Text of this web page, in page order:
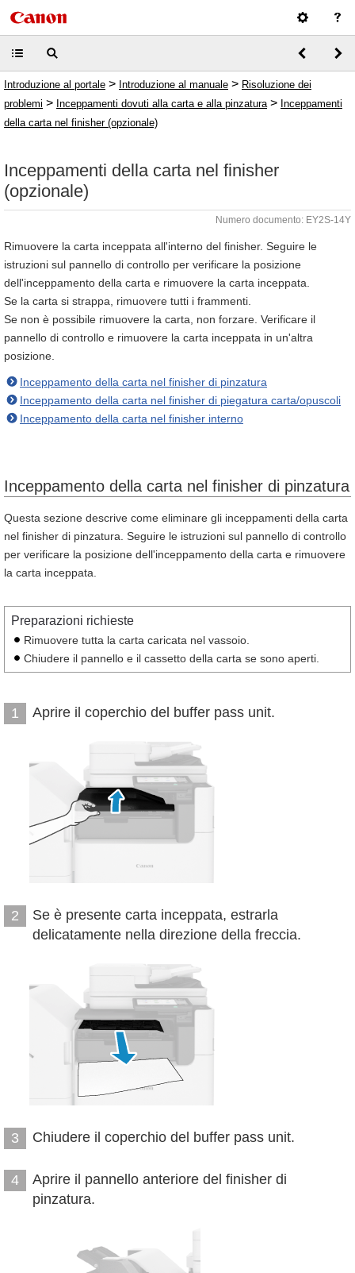
Introduzione al portale > Introduzione al manuale > Risoluzione dei
problemi > Inceppamenti dovuti alla carta e alla pinzatura > Inceppamenti
della carta nel finisher (opzionale)
Inceppamenti della carta nel finisher
(opzionale)
Numero documento: EY2S-14Y
Rimuovere la carta inceppata all'interno del finisher. Seguire le
istruzioni sul pannello di controllo per verificare la posizione
dell'inceppamento della carta e rimuovere la carta inceppata.
Se la carta si strappa, rimuovere tutti i frammenti.
Se non è possibile rimuovere la carta, non forzare. Verificare il
pannello di controllo e rimuovere la carta inceppata in un'altra
posizione.
Inceppamento della carta nel finisher di pinzatura
Inceppamento della carta nel finisher di piegatura carta/opuscoli
Inceppamento della carta nel finisher interno
Inceppamento della carta nel finisher di pinzatura
Questa sezione descrive come eliminare gli inceppamenti della carta
nel finisher di pinzatura. Seguire le istruzioni sul pannello di controllo
per verificare la posizione dell'inceppamento della carta e rimuovere
la carta inceppata.
Preparazioni richieste
Rimuovere tutta la carta caricata nel vassoio.
Chiudere il pannello e il cassetto della carta se sono aperti.
1 Aprire il coperchio del buffer pass unit.
2
Se è presente carta inceppata, estrarla
delicatamente nella direzione della freccia.
3 Chiudere il coperchio del buffer pass unit.
4
Aprire il pannello anteriore del finisher di
pinzatura.